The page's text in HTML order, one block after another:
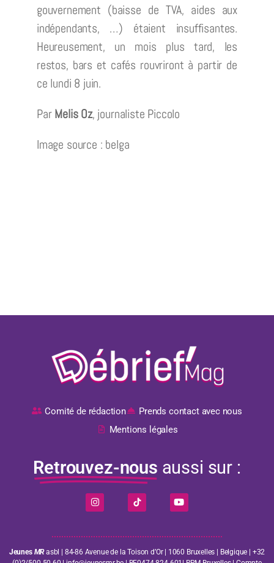
gouvernement (baisse de TVA, aides aux
indépendants, …) étaient insuffisantes.
Heureusement, un mois plus tard, les
restos, bars et cafés rouvriront à partir de
ce lundi 8 juin.
ParMelis Oz, journaliste Piccolo
Image source : belga
Comité de rédaction
Prends contact avec nous
Mentions légales
Retrouvez-nous aussi sur :
Jeunes MRasbl | 84-86 Avenue de la Toison d’Or | 1060 Bruxelles | Belgique | +32